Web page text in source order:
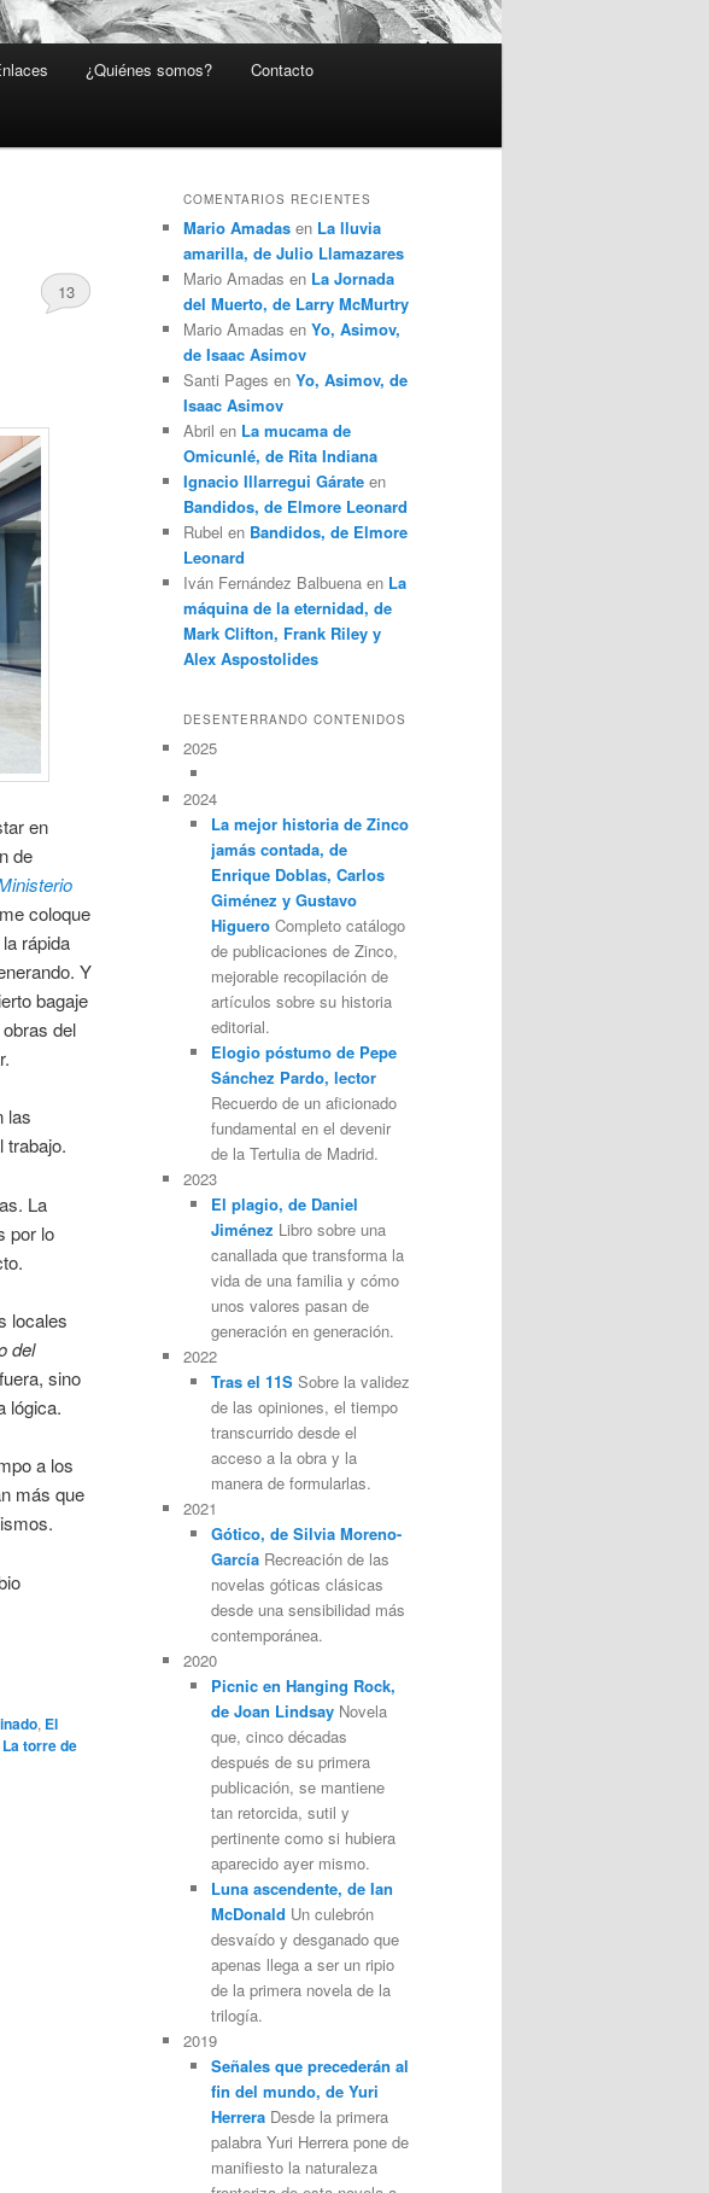
¿Quiénes somos? Contacto
13
en
de
coloque
rápida
Y
bagaje
del
las
trabajo.
La
por lo
locales
del
sino
lógica.
a los
más que
, El
La torre de
COMENTARIOS RECIENTES
Mario Amadas en La lluvia
amarilla, de Julio Llamazares
Mario Amadas en La Jornada
del Muerto, de Larry McMurtry
Mario Amadas en Yo, Asimov,
de Isaac Asimov
Santi Pages en Yo, Asimov, de
Isaac Asimov
Abril en La mucama de
Omicunlé, de Rita Indiana
Ignacio Illarregui Gárate en
Bandidos, de Elmore Leonard
Rubel en Bandidos, de Elmore
Leonard
Iván Fernández Balbuena en La
máquina de la eternidad, de
Mark Clifton, Frank Riley y
Alex Aspostolides
DESENTERRANDO CONTENIDOS
2025
2024
La mejor historia de Zinco
jamás contada, de
Enrique Doblas, Carlos
Giménez y Gustavo
HigueroCompleto catálogo
de publicaciones de Zinco,
mejorable recopilación de
artículos sobre su historia
editorial.
Elogio póstumo de Pepe
Sánchez Pardo, lector
Recuerdo de un aficionado
fundamental en el devenir
de la Tertulia de Madrid.
2023
El plagio, de Daniel
Jiménez Libro sobre una
canallada que transforma la
vida de una familia y cómo
unos valores pasan de
generación en generación.
2022
Tras el 11SSobre la validez
de las opiniones, el tiempo
transcurrido desde el
acceso a la obra y la
manera de formularlas.
2021
Gótico, de Silvia Moreno-
GarcíaRecreación de las
novelas góticas clásicas
desde una sensibilidad más
contemporánea.
2020
Picnic en Hanging Rock,
de Joan LindsayNovela
que, cinco décadas
después de su primera
publicación, se mantiene
tan retorcida, sutil y
pertinente como si hubiera
aparecido ayer mismo.
Luna ascendente, de Ian
McDonald Un culebrón
desvaído y desganado que
apenas llega a ser un ripio
de la primera novela de la
trilogía.
2019
Señales que precederán al
fin del mundo, de Yuri
HerreraDesde la primera
palabra Yuri Herrera pone de
manifiesto la naturaleza